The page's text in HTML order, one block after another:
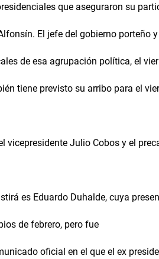
que aseguraron su
El jefe del gobierno porteño
de esa agrupación política, el
tiene previsto su arribo para el
vicepresidente Julio Cobos y el
es Eduardo Duhalde, cuya
de febrero, pero fue
oficial en el que el ex